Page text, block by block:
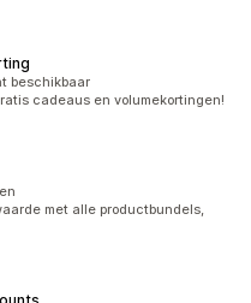
beschikbaar
cadeaus en volumekortingen!
met alle productbundels,